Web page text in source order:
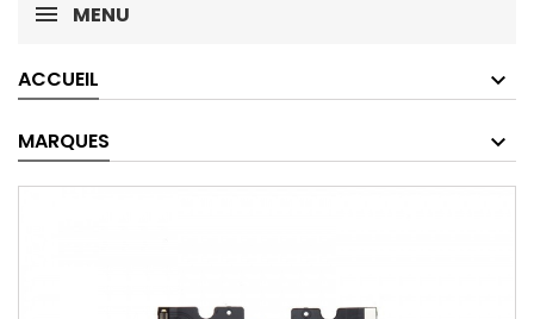
MENU
ACCUEIL
MARQUES